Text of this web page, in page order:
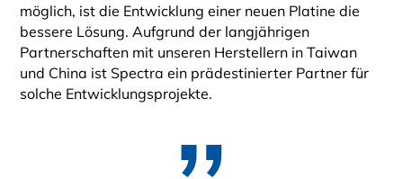
möglich, ist die Entwicklung einer neuen Platine die
bessere Lösung. Aufgrund der langjährigen
Partnerschaften mit unseren Herstellern in Taiwan
und China ist Spectra ein prädestinierter Partner für
solche Entwicklungsprojekte.
„